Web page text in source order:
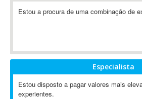
AbleCommerce
Ableton Push
Abstract Window Toolkit (AWT)
Absynth
Estou a procura de uma combinação de
Especialista
Estou disposto a pagar valores mais
experientes.